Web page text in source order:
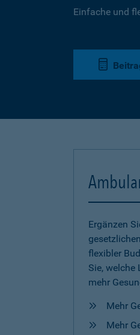
Einfache und
Ergänzen
flexibler
Sie, welche
mehr
Mehr
Mehr